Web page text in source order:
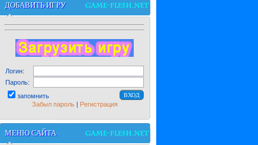
ДОБАВИТЬ ИГРУ
Логин:
Пароль:
запомнить
Забыл пароль| Регистрация
МЕНЮ САЙТА